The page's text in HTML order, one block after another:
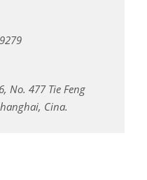
No. 477 Tie Feng
Cina.